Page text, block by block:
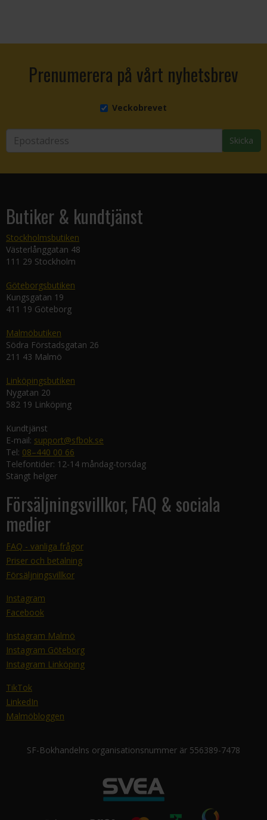
Prenumerera på vårt nyhetsbrev
Veckobrevet
Skicka
Butiker & kundtjänst
Stockholmsbutiken
Västerlånggatan 48
111 29 Stockholm
Göteborgsbutiken
Kungsgatan 19
411 19 Göteborg
Malmöbutiken
Södra Förstadsgatan 26
211 43 Malmö
Linköpingsbutiken
Nygatan 20
582 19 Linköping
Kundtjänst
E-mail: support@sfbok.se
Tel: 08–440 00 66
Telefontider: 12-14 måndag-torsdag
Stängt helger
Försäljningsvillkor, FAQ & sociala
medier
FAQ - vanliga frågor
Priser och betalning
Försäljningsvillkor
Instagram
Facebook
Instagram Malmö
Instagram Göteborg
Instagram Linköping
TikTok
LinkedIn
Malmöbloggen
SF-Bokhandelns organisationsnummer är 556389-7478